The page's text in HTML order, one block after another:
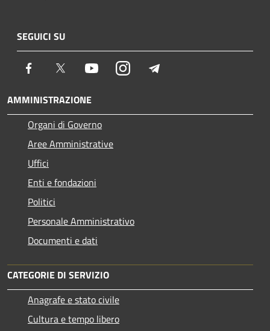
SEGUICI SU
Facebook Twitter YoutubeInstagram
AMMINISTRAZIONE
Organi di Governo
Aree Amministrative
Uffici
Enti e fondazioni
Politici
Personale Amministrativo
Documenti e dati
CATEGORIE DI SERVIZIO
Anagrafe e stato civile
Cultura e tempo libero